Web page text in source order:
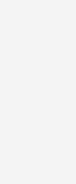
wurden mit
und
übernehmen.
eigene Inhalte
jedoch nicht
Informationen
die auf eine
zur
nach den
diesbezügliche
einer
von
wir diese